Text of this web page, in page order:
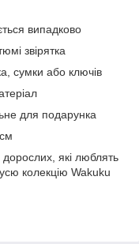
випадково
звірятка
сумки або ключів
для подарунка
які люблять
колекцію Wakuku